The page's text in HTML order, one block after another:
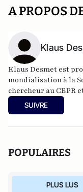
A PROPOS
Klaus
Klaus Desmet est
mondialisation à la
chercheur au CEPR
titulaire d'une
l'Université
croissance
telles que l'
Political Economy,le
SUIVRE
POPULAIRES
PLUS LUS